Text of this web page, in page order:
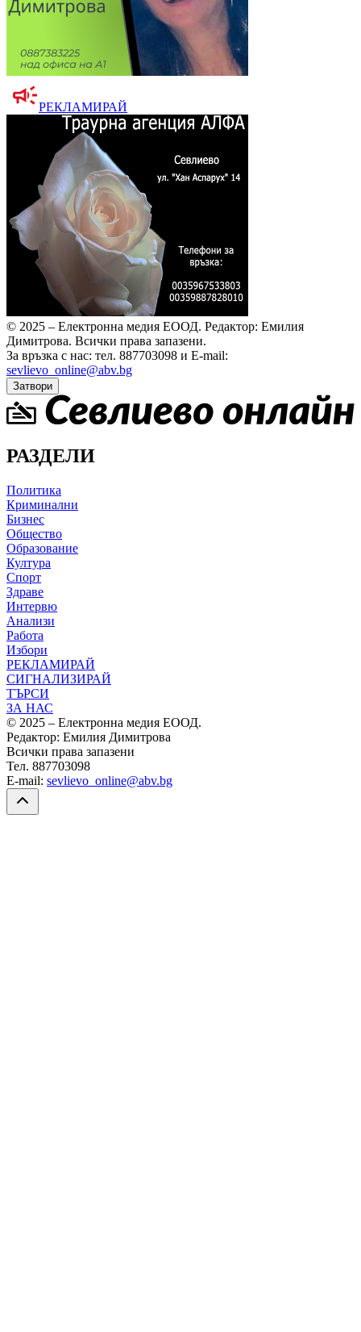
РЕКЛАМИРАЙ
© 2025 – Електронна медия ЕООД. Редактор: Емилия
Димитрова. Всички права запазени.
За връзка с нас: тел. 887703098 и E-mail:
sevlievo_online@abv.bg
Затвори
РАЗДЕЛИ
Политика
Криминални
Бизнес
Общество
Образование
Култура
Спорт
Здраве
Интервю
Анализи
Работа
Избори
РЕКЛАМИРАЙ
СИГНАЛИЗИРАЙ
ТЪРСИ
ЗА НАС
© 2025 – Електронна медия ЕООД.
Редактор: Емилия Димитрова
Всички права запазени
Тел. 887703098
E-mail: sevlievo_online@abv.bg